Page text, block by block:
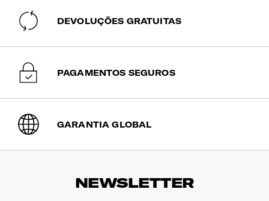
DEVOLUÇÕES GRATUITAS
PAGAMENTOS SEGUROS
GARANTIA GLOBAL
NEWSLETTER